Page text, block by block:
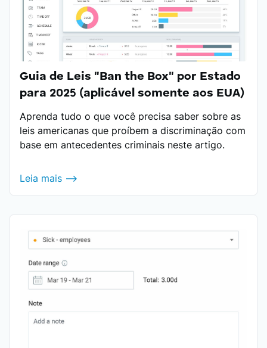
Guia de Leis "Ban the Box" por Estado
para 2025 (aplicável somente aos EUA)
Aprenda tudo o que você precisa saber sobre as
leis americanas que proíbem a discriminação com
base em antecedentes criminais neste artigo.
Leia mais ⟶